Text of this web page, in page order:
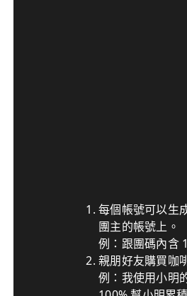
每個帳號可以生
團主的帳號上。
例：跟團碼內含
親朋好友購買咖
例：我使用小明